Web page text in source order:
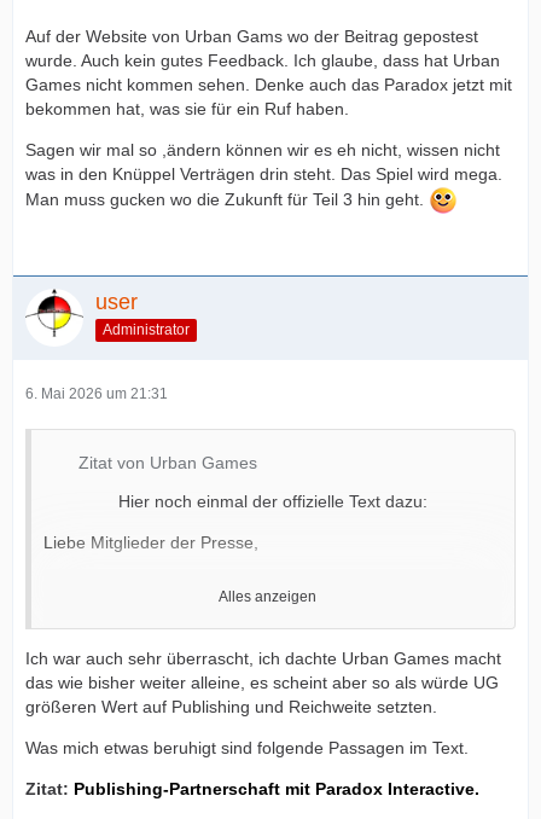
Auf der Website von Urban Gams wo der Beitrag gepostest
wurde. Auch kein gutes Feedback. Ich glaube, dass hat Urban
Games nicht kommen sehen. Denke auch das Paradox jetzt mit
bekommen hat, was sie für ein Ruf haben.
Sagen wir mal so ,ändern können wir es eh nicht, wissen nicht
was in den Knüppel Verträgen drin steht. Das Spiel wird mega.
Man muss gucken wo die Zukunft für Teil 3 hin geht.
user
Administrator
6. Mai 2026 um 21:31
Zitat von Urban Games
Hier noch einmal der offizielle Text dazu:
Liebe Mitglieder der Presse,
Wir wissen, dass diese Ankündigung überraschend kommt -
es ist eine gute Überraschung, und wir könnten uns nicht
mehr darüber freuen. Wir sind stolz darauf zu verkünden,
dass wir eine Publishing-Partnerschaft mit Paradox
Interactive eingegangen sind, einem führenden Publisher
im Bereich Management- und Strategiespiele! Diese
Ergänzung, da wir beide dieselben Werte teilen und uns
Alles anzeigen
Ich war auch sehr überrascht, ich dachte Urban Games macht
das wie bisher weiter alleine, es scheint aber so als würde UG
größeren Wert auf Publishing und Reichweite setzten.
Was mich etwas beruhigt sind folgende Passagen im Text.
Zitat: Publishing-Partnerschaft mit Paradox Interactive.